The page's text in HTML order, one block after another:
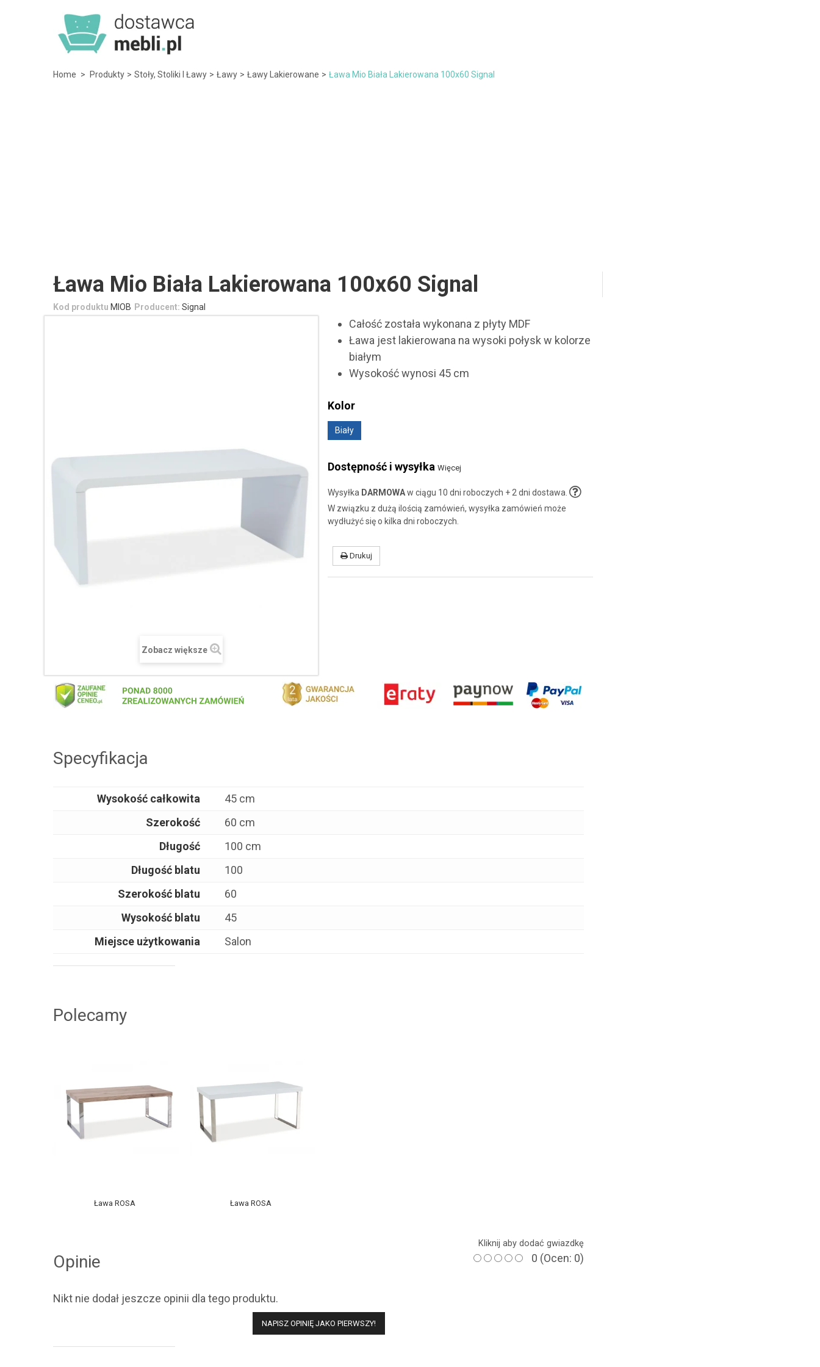
Home > Produkty > Stoły, Stoliki I Ławy > Ławy > Ławy Lakierowane > Ława Mio Biała Lakierowana 100x60 Signal
Ława Mio Biała Lakierowana 100x60 Signal
Kod produktu MIOB Producent: Signal
Zobacz większe
Całość została wykonana z płyty MDF
Ława jest lakierowana na wysoki połysk w kolorze
białym
Wysokość wynosi 45 cm
Biały
Dostępność i wysyłka Więcej
Wysyłka DARMOWAw ciągu 10 dni roboczych + 2 dni dostawa.
W związku z dużą ilością zamówień, wysyłka zamówień może
wydłużyć się o kilka dni roboczych.
Drukuj
Specyfikacja
Wysokość całkowita
45 cm
Szerokość
60 cm
Długość
100 cm
Długość blatu
100
Szerokość blatu
60
Wysokość blatu
45
Miejsce użytkowania
Salon
Polecamy
Ława ROSA Ława ROSA
Opinie
Kliknij aby dodać gwiazdkę
0 (Ocen: 0)
Nikt nie dodał jeszcze opinii dla tego produktu.
NAPISZ OPINIĘ JAKO PIERWSZY!